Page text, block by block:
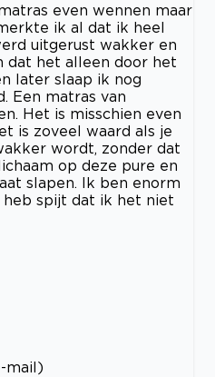
even wennen maar
ik al dat ik heel
uitgerust wakker en
dat het alleen door het
later slaap ik nog
Een matras van
Het is misschien even
is zoveel waard als je
wordt, zonder dat
op deze pure en
slapen. Ik ben enorm
spijt dat ik het niet
mail)